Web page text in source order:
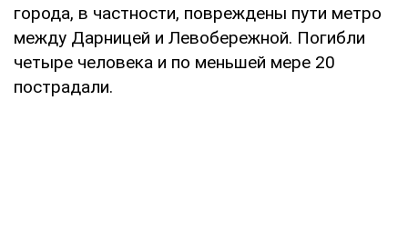
города, в частности, повреждены пути метро
между Дарницей и Левобережной. Погибли
четыре человека и по меньшей мере 20
пострадали.